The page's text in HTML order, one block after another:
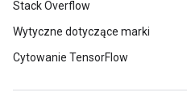
Stack Overflow
Wytyczne dotyczące marki
Cytowanie TensorFlow